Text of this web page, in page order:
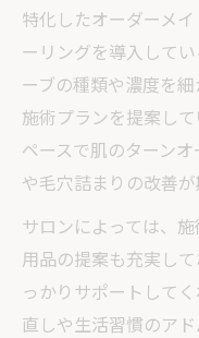
特化したオーダーメ
ーリングを導入して
ーブの種類や濃度を
施術プランを提案し
ペースで肌のターン
や毛穴詰まりの改善が
サロンによっては、
用品の提案も充実し
っかりサポートして
直しや生活習慣のア